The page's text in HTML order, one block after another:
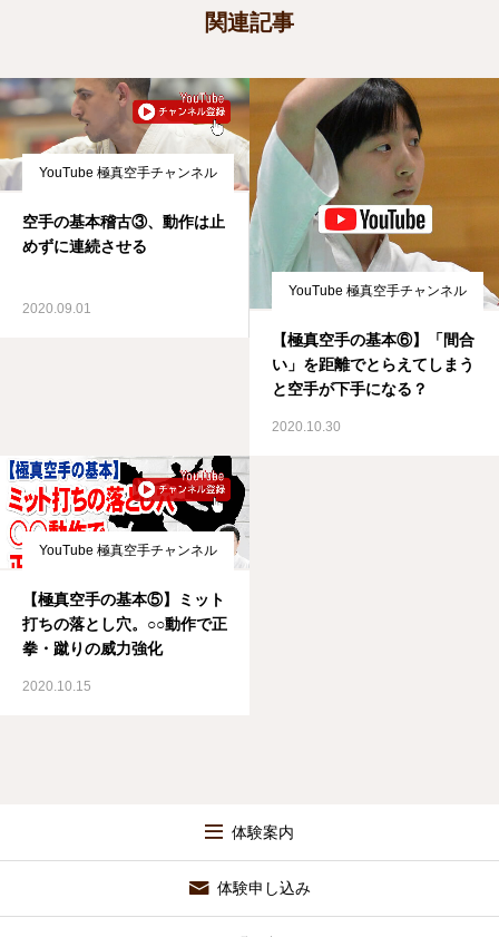
関連記事
YouTube 極真空手チャンネル
空手の基本稽古③、動作は止
めずに連続させる
2020.09.01
YouTube 極真空手チャンネル
【極真空手の基本⑥】「間合
い」を距離でとらえてしまう
と空手が下手になる？
2020.10.30
YouTube 極真空手チャンネル
【極真空手の基本⑤】ミット
打ちの落とし穴。○○動作で正
拳・蹴りの威力強化
2020.10.15
体験案内
体験申し込み